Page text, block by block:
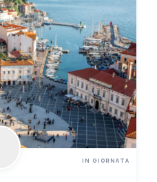
IN GIORNATA